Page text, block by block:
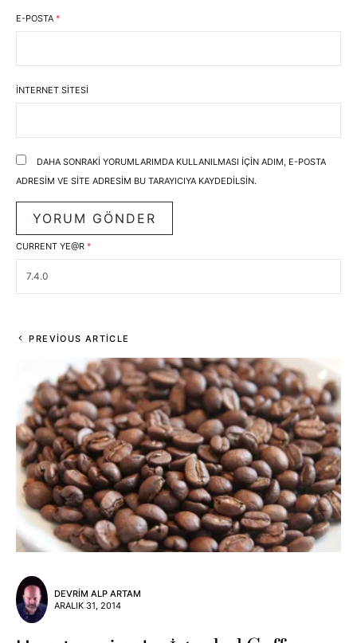
E-POSTA *
İNTERNET SITESI
DAHA SONRAKI YORUMLARIMDA KULLANILMASI IÇIN ADIM, E-POSTA
ADRESIM VE SITE ADRESIM BU TARAYICIYA KAYDEDILSIN.
CURRENT YE@R *
PREVIOUS ARTICLE
DEVRIM ALP ARTAM
ARALIK 31, 2014